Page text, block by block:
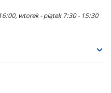
wtorek - piątek 7:30 - 15:30